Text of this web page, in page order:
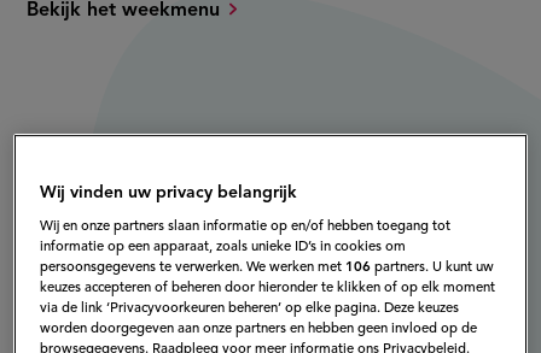
Bekijk het weekmenu
Wij vinden uw privacy belangrijk
Wij en onze partners slaan informatie op en/of hebben toegang tot
informatie op een apparaat, zoals unieke ID’s in cookies om
persoonsgegevens te verwerken. We werken met 106 partners. U kunt uw
keuzes accepteren of beheren door hieronder te klikken of op elk moment
via de link ‘Privacyvoorkeuren beheren’ op elke pagina. Deze keuzes
worden doorgegeven aan onze partners en hebben geen invloed op de
browsegegevens. Raadpleeg voor meer informatie ons Privacybeleid.